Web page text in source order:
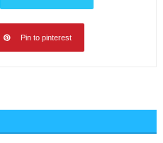
Pin to pinterest